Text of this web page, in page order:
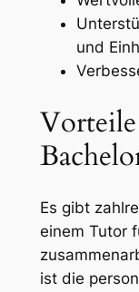
und
Es gibt
einem Tutor
ist die